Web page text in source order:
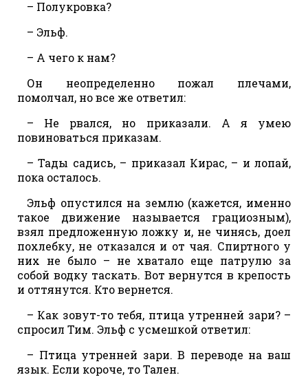
– Полукровка?
– Эльф.
– А чего к нам?
Он неопределенно пожал плечами,
помолчал, но все же ответил:
– Не рвался, но приказали. А я умею
повиноваться приказам.
– Тады садись, – приказал Кирас, – и лопай,
пока осталось.
Эльф опустился на землю (кажется, именно
такое движение называется грациозным),
взял предложенную ложку и, не чинясь, доел
похлебку, не отказался и от чая. Спиртного у
них не было – не хватало еще патрулю за
собой водку таскать. Вот вернутся в крепость
и оттянутся. Кто вернется.
– Как зовут-то тебя, птица утренней зари? –
спросил Тим. Эльф с усмешкой ответил:
– Птица утренней зари. В переводе на ваш
язык. Если короче, то Тален.